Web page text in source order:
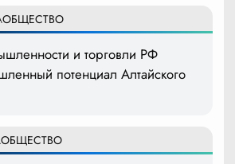
ОБЩЕСТВО
и торговли РФ
потенциал Алтайского
ОБЩЕСТВО